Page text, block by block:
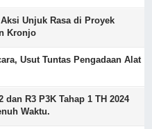
Unjuk Rasa di Proyek
Kronjo
Usut Tuntas Pengadaan Alat
dan R3 P3K Tahap 1 TH 2024
Waktu.